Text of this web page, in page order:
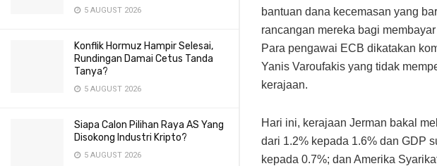
5 AUGUST 2026
Konflik Hormuz Hampir Selesai,
Rundingan Damai Cetus Tanda
Tanya?
5 AUGUST 2026
Siapa Calon Pilihan Raya AS Yang
Disokong Industri Kripto?
5 AUGUST 2026
bantuan dana kecemasan yang
rancangan mereka bagi
Para pengawai ECB dikatakan
Yanis Varoufakis yang tidak
kerajaan.
Hari ini, kerajaan Jerman bakal
dari 1.2% kepada 1.6% dan GDP
kepada 0.7%; dan Amerika